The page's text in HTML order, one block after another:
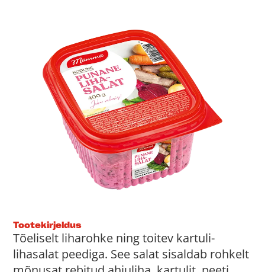
Tootekirjeldus
Tõeliselt liharohke ning toitev kartuli-
lihasalat peediga. See salat sisaldab rohkelt